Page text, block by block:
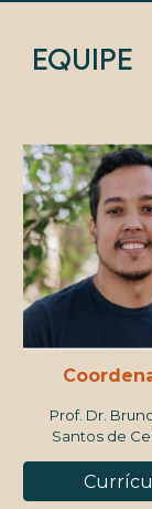
EQUIPE
Prof. Dr.
Santos de